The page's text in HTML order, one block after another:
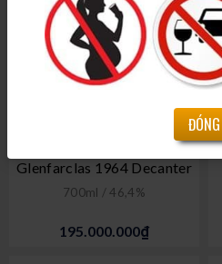
Glenfarclas 1964 Decanter
700ml / 46,4%
195.000.000₫
ĐÓNG